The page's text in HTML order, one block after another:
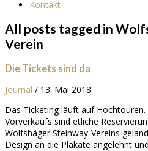
Kontakt
All posts tagged in
Verein
Die Tickets sind da
Journal / 13. Mai 2018
Das Ticketing läuft auf
Vorverkaufs sind etliche
Wolfshäger Steinway-Vereins
Design an die Plakate angelehnt und